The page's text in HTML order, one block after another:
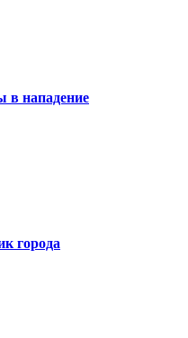
в нападение
города